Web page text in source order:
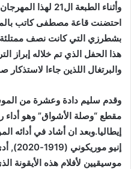
احتضنت قاعة مصطفى كاتب
هذا الحفل الذي تم خلاله إبراز
والبرتغال اللذين جاءا لاستذكار
وقدم سليم دادة وعشرة من
مقطع “وصلة الأشواق” وهو
إيطاليا.وبعد ان أشاد في أدائه
إنيو
موسيقيين لأفلام هذه الأيقونة